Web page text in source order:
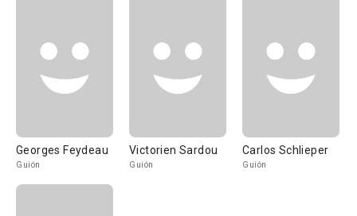
Georges Feydeau
Guión
Victorien Sardou
Guión
Carlos Schlieper
Guión